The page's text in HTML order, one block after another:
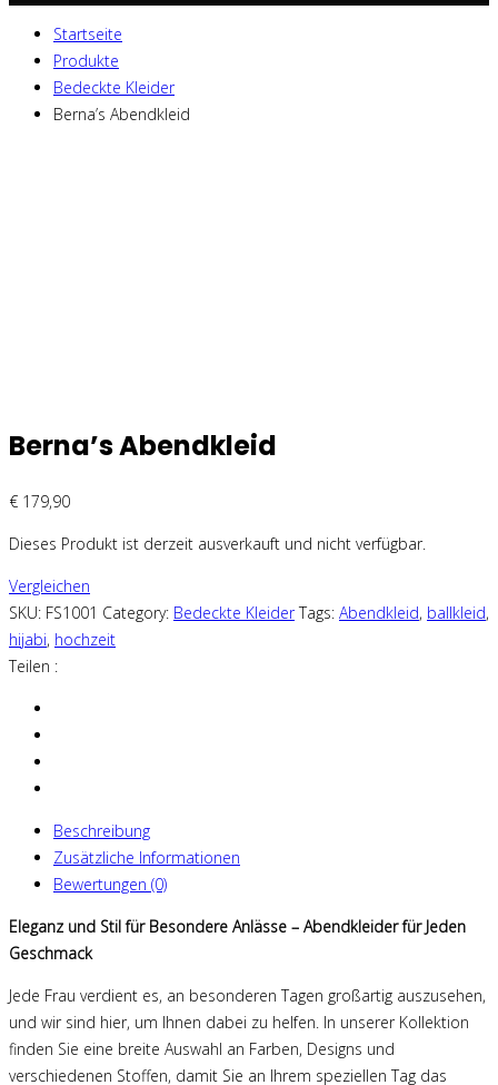
Startseite
Produkte
Bedeckte Kleider
Berna’s Abendkleid
Berna’s Abendkleid
€ 179,90
Dieses Produkt ist derzeit ausverkauft und nicht verfügbar.
Vergleichen
SKU: FS1001 Category: Bedeckte Kleider Tags: Abendkleid, ballkleid,
hijabi, hochzeit
Teilen :
Beschreibung
Zusätzliche Informationen
Bewertungen (0)
Eleganz und Stil für Besondere Anlässe – Abendkleider für Jeden
Geschmack
Jede Frau verdient es, an besonderen Tagen großartig auszusehen,
und wir sind hier, um Ihnen dabei zu helfen. In unserer Kollektion
finden Sie eine breite Auswahl an Farben, Designs und
verschiedenen Stoffen, damit Sie an Ihrem speziellen Tag das